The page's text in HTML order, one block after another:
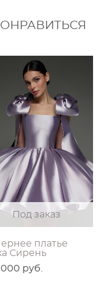
Под заказ
платье
Сирень
000 pуб.